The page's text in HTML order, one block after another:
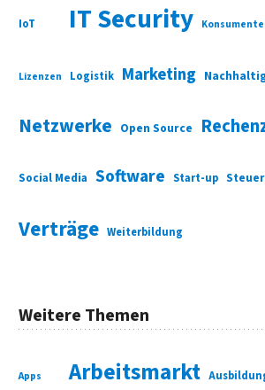
IoT IT Security
Lizenzen Logistik Marketing
Netzwerke Open Source
Social Media Software Start-up
Verträge Weiterbildung
Weitere Themen
Apps Arbeitsmarkt